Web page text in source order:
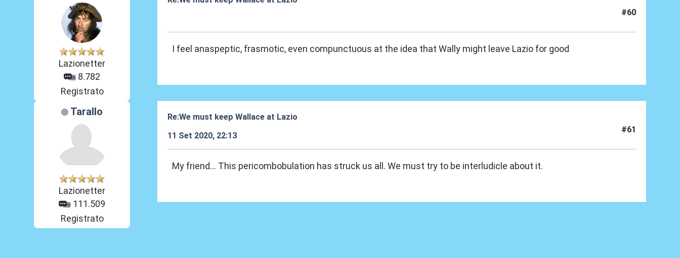
Lazionetter
8.782
Registrato
#60
I feel anaspeptic, frasmotic, even compunctuous at the idea that Wally might leave Lazio for good
Tarallo
Lazionetter
111.509
Registrato
Re:We must keep Wallace at Lazio
11 Set 2020, 22:13
#61
My friend... This pericombobulation has struck us all. We must try to be interludicle about it.